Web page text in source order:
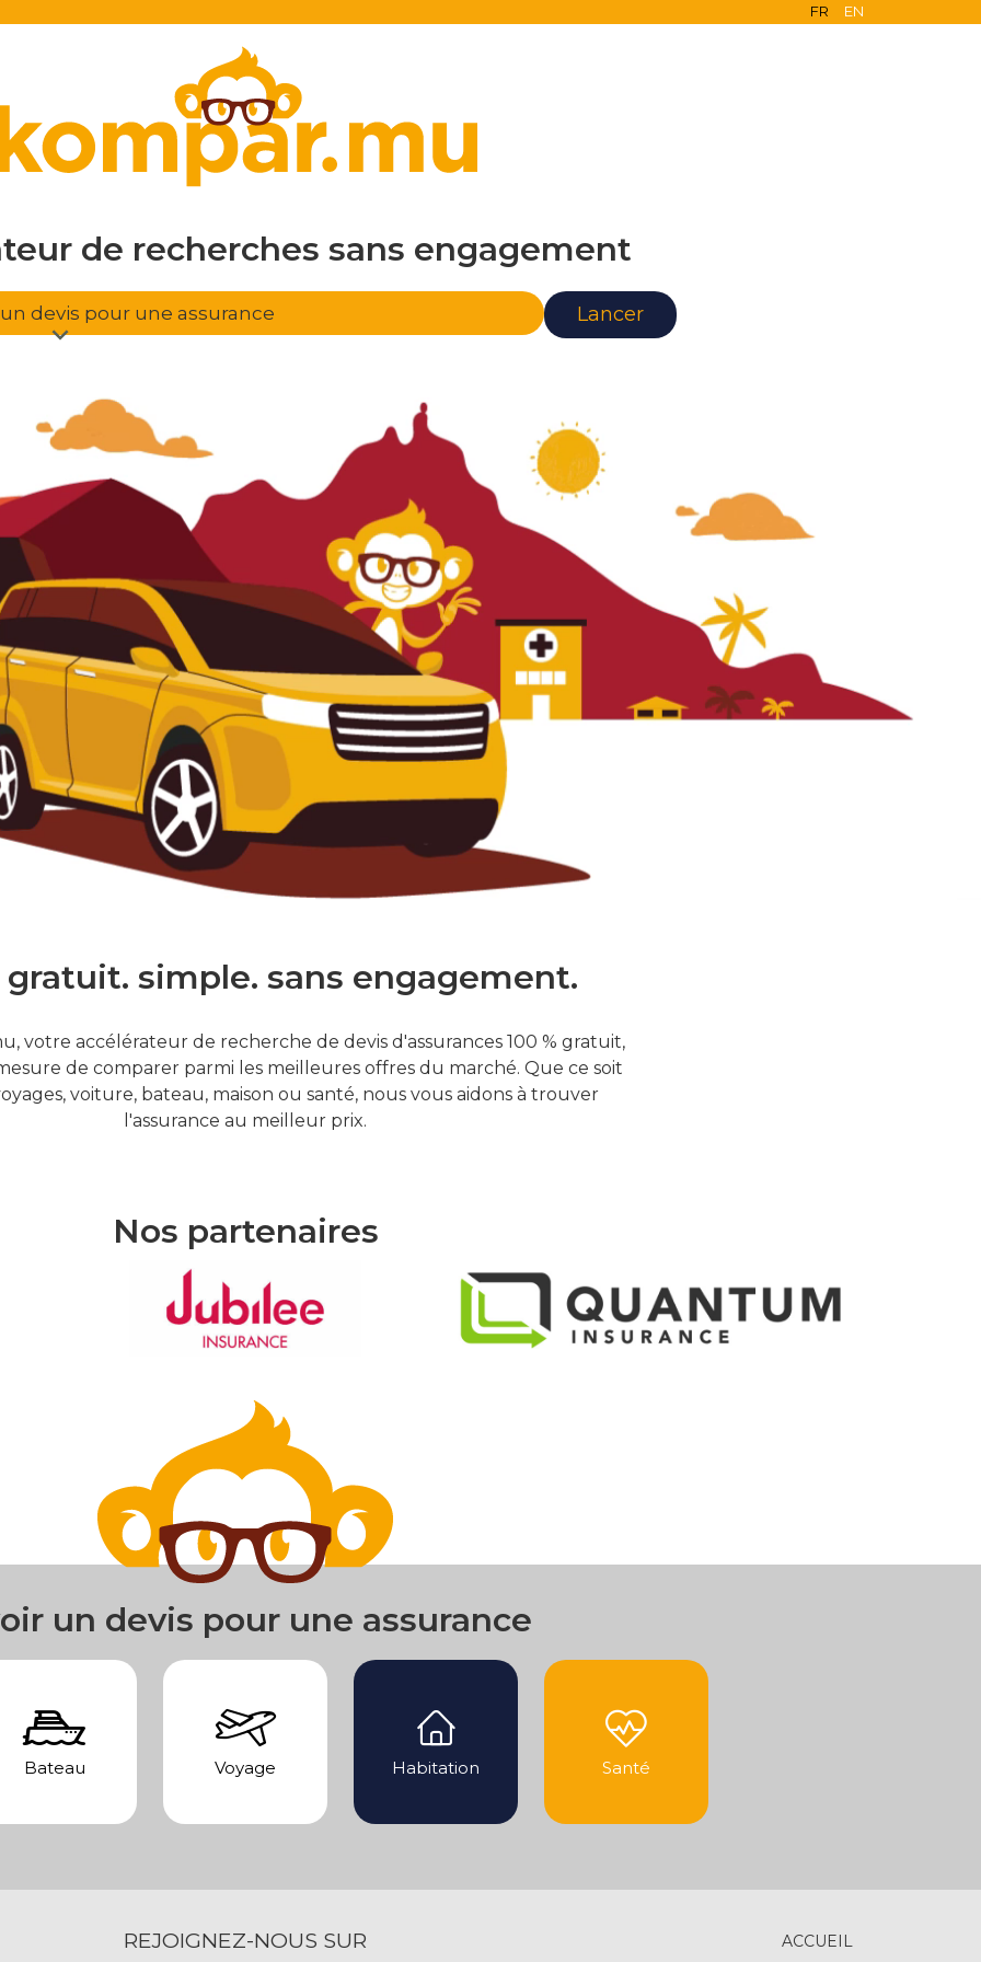
FR EN
de recherches
en ligne
sans engagement
d'assurance
devis pour une assurance Lancer
gratuit. simple. sans engagement.
votre accélérateur de recherche de devis d'assurances 100 % gratuit,
de comparer parmi les meilleures offres du marché. Que ce soit
voiture, bateau, maison ou santé, nous vous aidons à trouver
l'assurance au meilleur prix.
Nos partenaires
un devis pour une assurance
Bateau Voyage Habitation Santé
REJOIGNEZ-NOUS SUR
ACCUEIL